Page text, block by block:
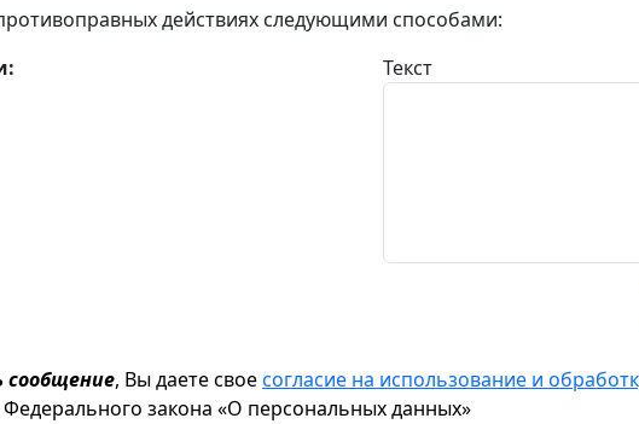
действиях следующими способами:
Текст
, Вы даете своесогласие на использование и
закона «О персональных данных»